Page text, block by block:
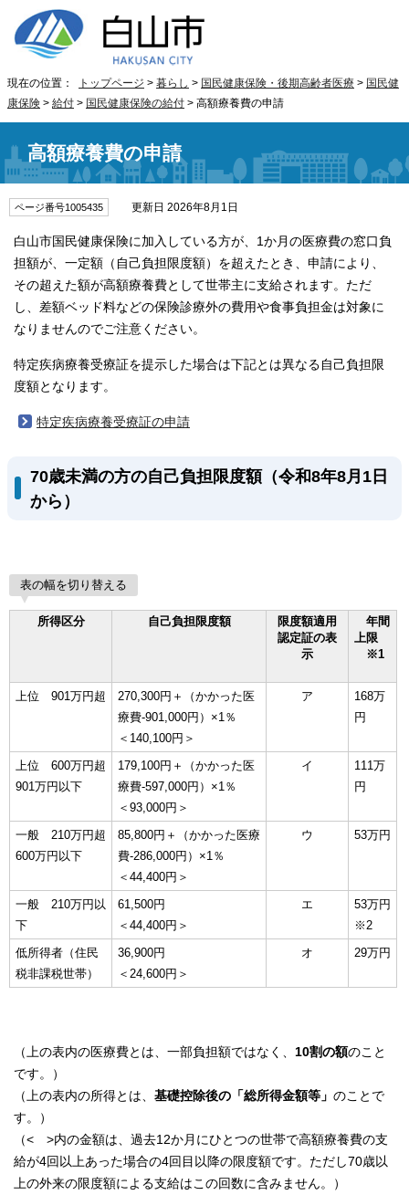
現在の位置： トップページ > 暮らし > 国民健康保険・後期高齢者医療 > 国民健
康保険 > 給付 > 国民健康保険の給付 > 高額療養費の申請
高額療養費の申請
ページ番号1005435 更新日 2026年8月1日
白山市国民健康保険に加入している方が、1か月の医療費の窓口負
担額が、一定額（自己負担限度額）を超えたとき、申請により、
その超えた額が高額療養費として世帯主に支給されます。ただ
し、差額ベッド料などの保険診療外の費用や食事負担金は対象に
なりませんのでご注意ください。
特定疾病療養受療証を提示した場合は下記とは異なる自己負担限
度額となります。
特定疾病療養受療証の申請
70歳未満の方の自己負担限度額（令和8年8月1日
から）
表の幅を切り替える
所得区分 自己負担限度額
限度額適用
認定証の表
示
年間
上限
※1
上位 901万円超
270,300円＋（かかった医
療費-901,000円）×1％
＜140,100円＞
ア
168万
円
上位 600万円超
901万円以下
179,100円＋（かかった医
療費-597,000円）×1％
＜93,000円＞
イ
111万
円
一般 210万円超
600万円以下
85,800円＋（かかった医療
費-286,000円）×1％
＜44,400円＞
ウ 53万円
一般 210万円以
下
61,500円
＜44,400円＞
エ
53万円
※2
低所得者（住民
税非課税世帯）
36,900円
＜24,600円＞
オ 29万円
（上の表内の医療費とは、一部負担額ではなく、 10割の額のこと
です。）
（上の表内の所得とは、 基礎控除後の「総所得金額等」 のことで
す。）
（< >内の金額は、過去12か月にひとつの世帯で高額療養費の支
給が4回以上あった場合の4回目以降の限度額です。ただし70歳以
上の外来の限度額による支給はこの回数に含みません。）